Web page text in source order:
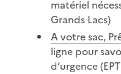
matériel
Grands Lacs)
A votre sac,
ligne pour
d’urgence